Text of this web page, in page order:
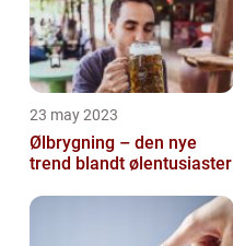
23 may 2023
Ølbrygning – den nye
trend blandt ølentusiaster